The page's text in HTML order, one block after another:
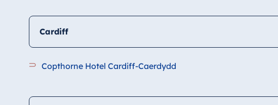
Cardiff
Copthorne Hotel Cardiff-Caerdydd